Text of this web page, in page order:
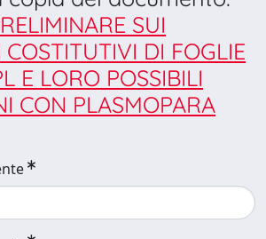
SUI
COSTITUTIVI DI FOGLIE
E LORO POSSIBILI
CON PLASMOPARA